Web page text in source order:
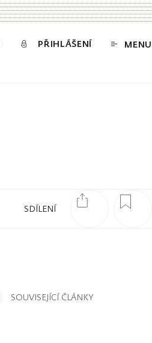
PŘIHLÁŠENÍ MENU
SDÍLENÍ
SOUVISEJÍCÍ ČLÁNKY